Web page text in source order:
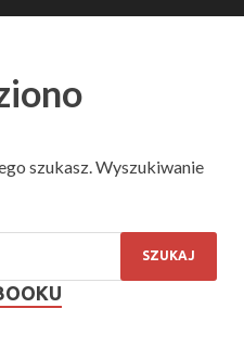
szukasz. Wyszukiwanie